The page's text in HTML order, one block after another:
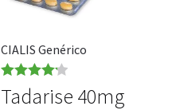
CIALIS Genérico
Rated
4.23
Tadarise 40mg